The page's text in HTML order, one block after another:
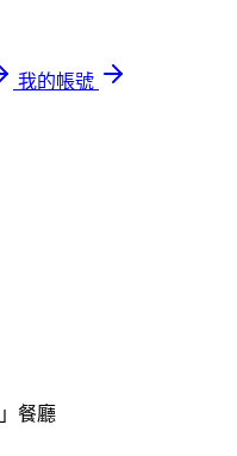
我的帳號
」餐廳